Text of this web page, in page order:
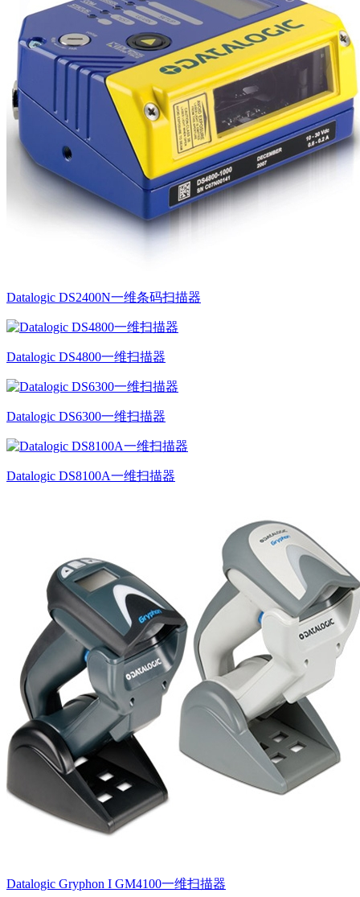
Datalogic DS2400N一维条码扫描器
Datalogic DS4800一维扫描器
Datalogic DS6300一维扫描器
Datalogic DS8100A一维扫描器
Datalogic Gryphon I GM4100一维扫描器